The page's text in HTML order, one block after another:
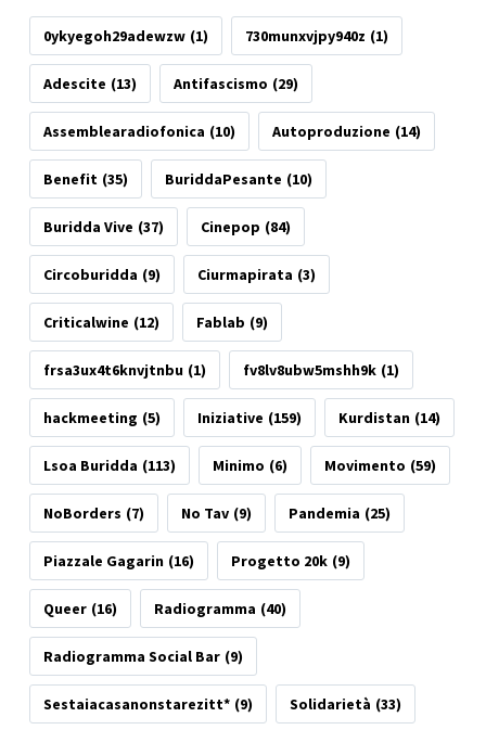
0ykyegoh29adewzw (1) 730munxvjpy940z (1)
Adescite (13) Antifascismo (29)
Assemblearadiofonica (10) Autoproduzione (14)
Benefit (35) BuriddaPesante (10)
Buridda Vive (37) Cinepop (84)
Circoburidda (9) Ciurmapirata (3)
Criticalwine (12) Fablab (9)
frsa3ux4t6knvjtnbu (1) fv8lv8ubw5mshh9k (1)
hackmeeting (5) Iniziative (159) Kurdistan (14)
Lsoa Buridda (113) Minimo (6) Movimento (59)
NoBorders (7) No Tav (9) Pandemia (25)
Piazzale Gagarin (16) Progetto 20k (9)
Queer (16) Radiogramma (40)
Radiogramma Social Bar (9)
Sestaiacasanonstarezitt* (9) Solidarietà (33)